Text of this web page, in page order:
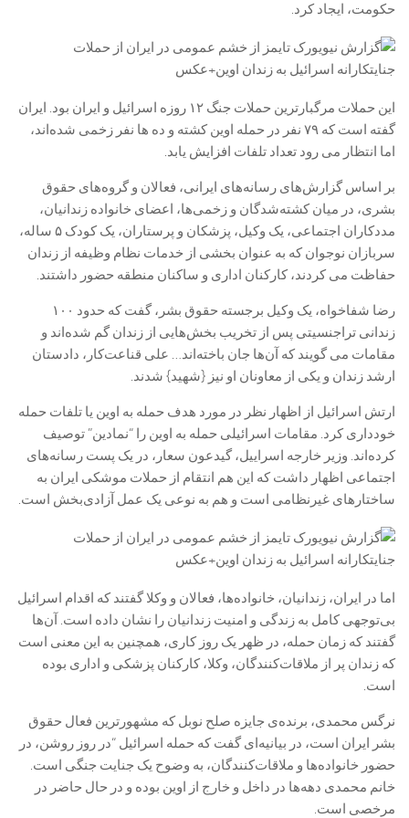
حکومت، ایجاد کرد.
این حملات مرگبارترین حملات جنگ ۱۲ روزه اسرائیل و ایران بود. ایران
گفته است که ۷۹ نفر در حمله اوین کشته و ده ها نفر زخمی شده‌اند،
اما انتظار می رود تعداد تلفات افزایش یابد.
بر اساس گزارش‌های رسانه‌های ایرانی، فعالان و گروه‌های حقوق
بشری، در میان کشته‌شدگان و زخمی‌ها، اعضای خانواده زندانیان،
مددکاران اجتماعی، یک وکیل، پزشکان و پرستاران، یک کودک ۵ ساله،
سربازان نوجوان که به عنوان بخشی از خدمات نظام وظیفه از زندان
حفاظت می کردند، کارکنان اداری و ساکنان منطقه حضور داشتند.
رضا شفاخواه، یک وکیل برجسته حقوق بشر، گفت که حدود ۱۰۰
زندانی تراجنسیتی پس از تخریب بخش‌هایی از زندان گم شده‌اند و
مقامات می گویند که آن‌ها جان باخته‌اند… علی قناعت‌کار، دادستان
ارشد زندان و یکی از معاونان او نیز {شهید} شدند.
ارتش اسرائیل از اظهار نظر در مورد هدف حمله به اوین یا تلفات حمله
خودداری کرد. مقامات اسرائیلی حمله به اوین را “نمادین” توصیف
کرده‌اند. وزیر خارجه اسراییل، گیدعون سعار، در یک پست رسانه‌های
اجتماعی اظهار داشت که این هم انتقام از حملات موشکی ایران به
ساختارهای غیرنظامی است و هم به نوعی یک عمل آزادی‌بخش است.
اما در ایران، زندانیان، خانواده‌ها، فعالان و وکلا گفتند که اقدام اسرائیل
بی‌توجهی کامل به زندگی و امنیت زندانیان را نشان داده است. آن‌ها
گفتند که زمان حمله، در ظهر یک روز کاری، همچنین به این معنی است
که زندان پر از ملاقات‌کنندگان، وکلا، کارکنان پزشکی و اداری بوده
است.
نرگس محمدی، برنده‌ی جایزه صلح نوبل که مشهورترین فعال حقوق
بشر ایران است، در بیانیه‌ای گفت که حمله اسرائیل “در روز روشن، در
حضور خانواده‌ها و ملاقات‌کنندگان، به وضوح یک جنایت جنگی است.
خانم محمدی دهه‌ها در داخل و خارج از اوین بوده و در حال حاضر در
مرخصی است.